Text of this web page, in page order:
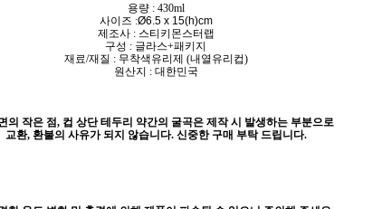
용량 : 430ml
사이즈 :Ø6.5 x 15(h)cm
제조사 : 스티키몬스터랩
구성 : 글라스+패키지
재료/재질 : 무착색유리제 (내열유리컵)
원산지 : 대한민국
의 작은 점, 컵 상단 테두리 약간의 굴곡은 제작 시 발생하는 부분으로
교환, 환불의 사유가 되지 않습니다. 신중한 구매 부탁 드립니다.